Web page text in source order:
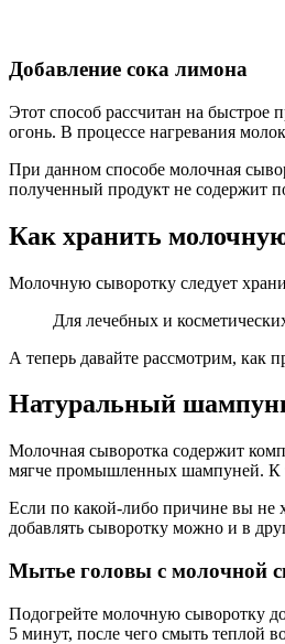
Добавление сока лимона
Этот способ рассчитан на
огонь. В процессе нагревания
При данном способе молочная
полученный продукт не содержит
Как хранить
Молочную сыворотку следует
Для лечебных и
А теперь давайте рассмотрим, как
Натуральный
Молочная сыворотка содержит
мягче промышленных шампуней. К
Если по какой-либо причине вы не
добавлять сыворотку можно и в
Мытье головы с молочной
Подогрейте молочную сыворотку
5 минут, после чего смыть теплой